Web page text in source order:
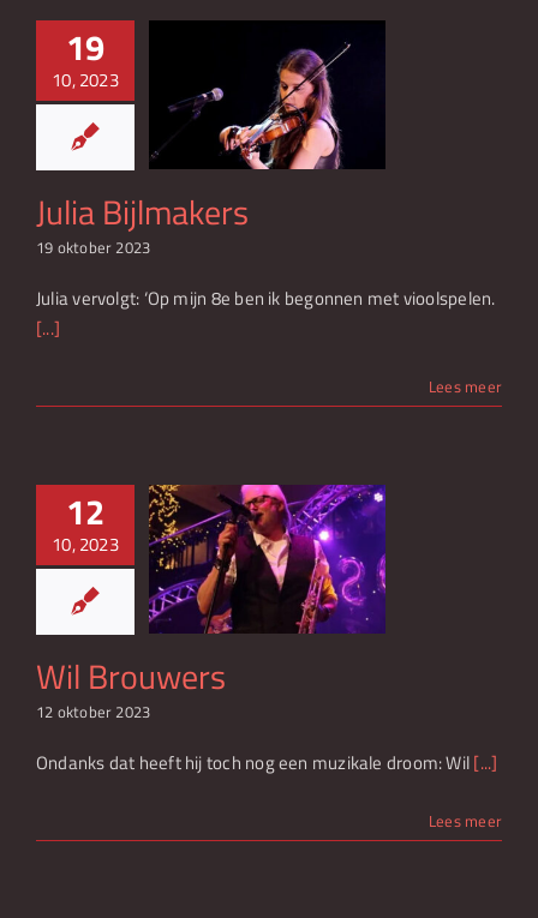
Over Lakeside Music Night
Nieuws
19
10, 2023
Julia Bijlmakers
19 oktober 2023
Julia vervolgt: ‘Op mijn 8e ben ik begonnen met vioolspelen.
[...]
Lees meer
12
10, 2023
Wil Brouwers
12 oktober 2023
Ondanks dat heeft hij toch nog een muzikale droom: Wil[...]
Lees meer